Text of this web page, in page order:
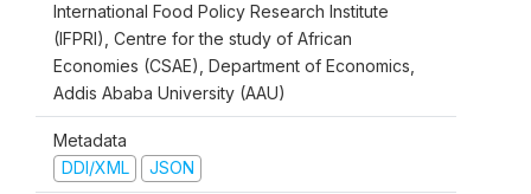
International Food Policy Research Institute
(IFPRI), Centre for the study of African
Economies (CSAE), Department of Economics,
Addis Ababa University (AAU)
Metadata
DDI/XML
JSON